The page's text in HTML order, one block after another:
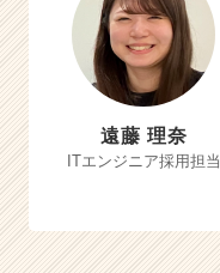
遠藤 理奈
ITエンジニア採用担当